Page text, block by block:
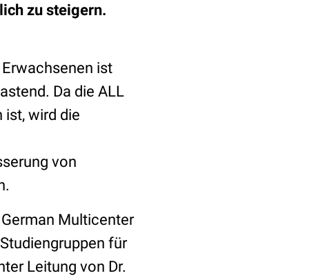
zu steigern.
ist
Da die ALL
ist, wird die
von
Multicenter
für
Leitung von Dr.